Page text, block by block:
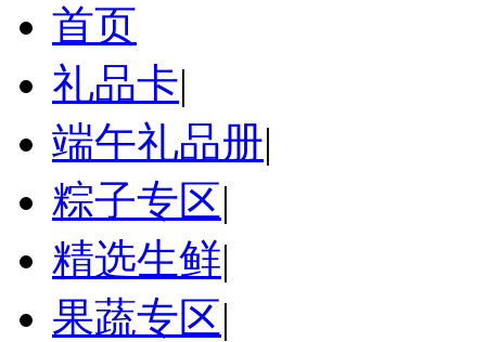
首页
礼品卡|
端午礼品册|
粽子专区|
精选生鲜|
果蔬专区|